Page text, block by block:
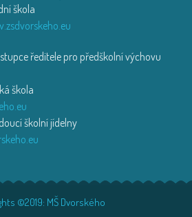
škola
ředitele pro předškolní výchovu
škola
školní jídelny
©2019: MŠ Dvorského